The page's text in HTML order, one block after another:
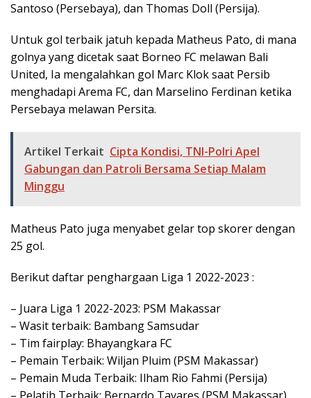
Santoso (Persebaya), dan Thomas Doll (Persija).
Untuk gol terbaik jatuh kepada Matheus Pato, di mana
golnya yang dicetak saat Borneo FC melawan Bali
United, Ia mengalahkan gol Marc Klok saat Persib
menghadapi Arema FC, dan Marselino Ferdinan ketika
Persebaya melawan Persita.
Artikel Terkait Cipta Kondisi, TNI-Polri Apel
Gabungan dan Patroli Bersama Setiap Malam
Minggu
Matheus Pato juga menyabet gelar top skorer dengan
25 gol.
Berikut daftar penghargaan Liga 1 2022-2023 :
– Juara Liga 1 2022-2023: PSM Makassar
– Wasit terbaik: Bambang Samsudar
– Tim fairplay: Bhayangkara FC
– Pemain Terbaik: Wiljan Pluim (PSM Makassar)
– Pemain Muda Terbaik: Ilham Rio Fahmi (Persija)